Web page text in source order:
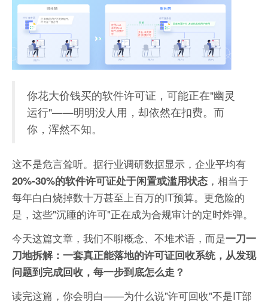
你花大价钱买的软件许可证，可能正在"幽灵
运行"——明明没人用，却依然在扣费。而
你，浑然不知。
这不是危言耸听。据行业调研数据显示，企业平均有
20%-30%的软件许可证处于闲置或滥用状态 ，相当于
每年白白烧掉数十万甚至上百万的IT预算。更危险的
是，这些"沉睡的许可"正在成为合规审计的定时炸弹。
今天这篇文章，我们不聊概念、不堆术语，而是一刀一
刀地拆解：一套真正能落地的许可证回收系统，从发现
问题到完成回收，每一步到底怎么走？
读完这篇，你会明白——为什么说"许可回收"不是IT部